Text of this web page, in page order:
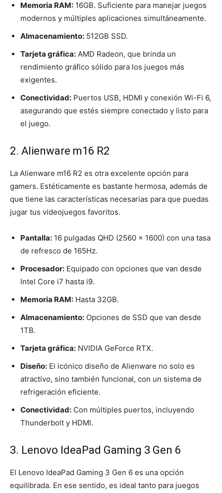
Memoria RAM: 16GB. Suficiente para manejar juegos
modernos y múltiples aplicaciones simultáneamente.
Almacenamiento: 512GB SSD.
Tarjeta gráfica: AMD Radeon, que brinda un
rendimiento gráfico sólido para los juegos más
exigentes.
Conectividad: Puertos USB, HDMI y conexión Wi-Fi 6,
asegurando que estés siempre conectado y listo para
el juego.
2. Alienware m16 R2
La Alienware m16 R2 es otra excelente opción para
gamers. Estéticamente es bastante hermosa, además de
que tiene las características necesarias para que puedas
jugar tus videojuegos favoritos.
Pantalla: 16 pulgadas QHD (2560 x 1600) con una tasa
de refresco de 165Hz.
Procesador: Equipado con opciones que van desde
Intel Core i7 hasta i9.
Memoria RAM: Hasta 32GB.
Almacenamiento: Opciones de SSD que van desde
1TB.
Tarjeta gráfica: NVIDIA GeForce RTX.
Diseño: El icónico diseño de Alienware no solo es
atractivo, sino también funcional, con un sistema de
refrigeración eficiente.
Conectividad: Con múltiples puertos, incluyendo
Thunderbolt y HDMI.
3. Lenovo IdeaPad Gaming 3 Gen 6
El Lenovo IdeaPad Gaming 3 Gen 6 es una opción
equilibrada. En ese sentido, es ideal tanto para juegos